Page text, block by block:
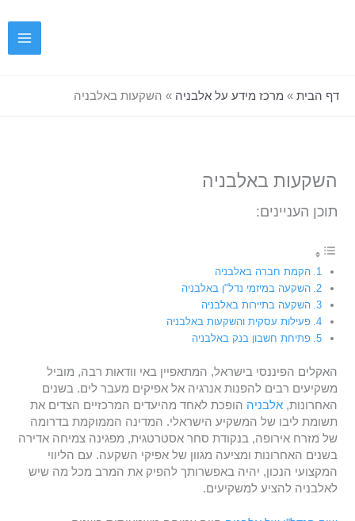
דף הבית » מרכז מידע על אלבניה » השקעות באלבניה
השקעות באלבניה
תוכן העניינים:
הקמת חברה באלבניה
השקעה במיזמי נדל"ן באלבניה
השקעה בתיירות באלבניה
פעילות עסקית והשקעות באלבניה
פתיחת חשבון בנק באלבניה
האקלים הפיננסי בישראל, המתאפיין באי וודאות רבה, מוביל
משקיעים רבים להפנות אנרגיה אל אפיקים מעבר לים. בשנים
האחרונות,אלבניה הופכת לאחד מהיעדים המרכזיים הצדים את
תשומת ליבו של המשקיע הישראלי. המדינה הממוקמת בדרומה
של מזרח אירופה, בנקודת סחר אסטרטגית, מפגינה צמיחה אדירה
בשנים האחרונות ומציעה מגוון של אפיקי השקעה. עם הליווי
המקצועי הנכון, יהיה באפשרותך להפיק את המרב מכל מה שיש
לאלבניה להציע למשקיעים.